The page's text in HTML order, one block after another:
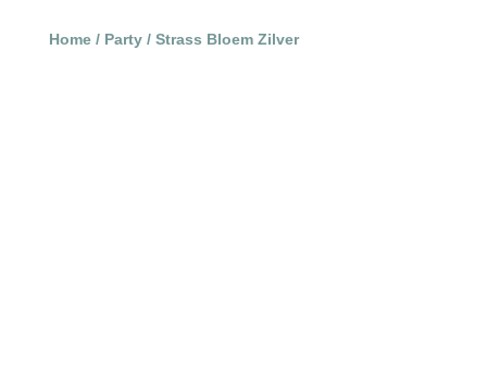
Home/ Party/ Strass Bloem Zilver